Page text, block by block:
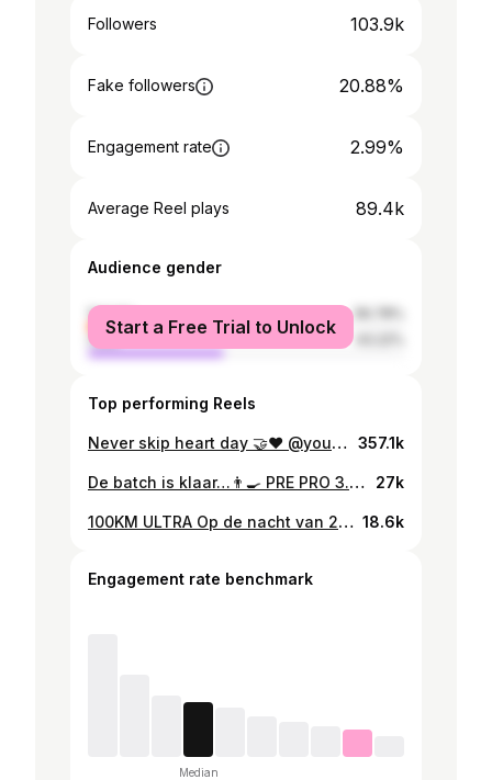
Followers 103.9k
Fake followers 20.88%
Engagement rate 2.99%
Average Reel plays 89.4k
Audience gender
female
male
Start a Free Trial to Unlock
Top performing Reels
Never skip heart day 🤝❤️ @youngla code KAJ @upfront code KAJ #reel #fitness #gym #motivation #bench #pov 357.1k
De batch is klaar…👨‍🍳 PRE PRO 3.0 CITRUS STAAT NU LIVE! 27k
100KM ULTRA Op de nacht van 29 november ga ik 100km rennen om geld op te halen voor jongeren met mentale gezondheidsproblemen. Als jongen die al sinds jongs af aan kampt met psychische problemen weet ik hoe waardevol de juiste hulp kan zijn. Daarom ren ik deze 100km ultra run voor de Sander Foundation. Zij zetten zich in om jongeren te helpen met het vinden van de juiste psychische hulp en hebben ook recentelijk een programma gelanceerd, Sunny, dat jongeren helpt met het inrichten van hun leven en overzicht te bewaren over hun gedachten. Mocht je interesse hebben dan kun je de website bezoeken en indien je wat kleingeld kan missen, dan kun je doneren via de link in mijn bio. Alleen al dit bericht delen of herplaatsen maakt ook al een enorm verschil. Speak up en alvast bedankt voor de support, Kaj Noah Prins 18.6k
Engagement rate benchmark
Median